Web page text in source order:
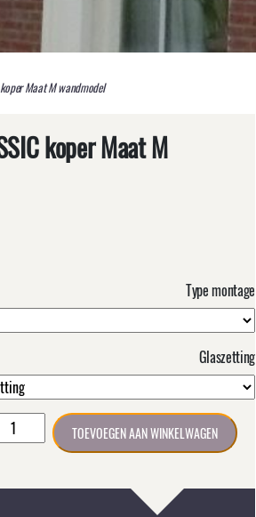
Maat M wandmodel
koper Maat M
Type montage
Glaszetting
Buitenlamp
TOEVOEGEN AAN WINKELWAGEN